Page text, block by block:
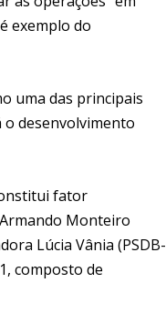
exemplo do
uma das principais
desenvolvimento
fator
Monteiro
Lúcia Vânia (PSDB-
composto de